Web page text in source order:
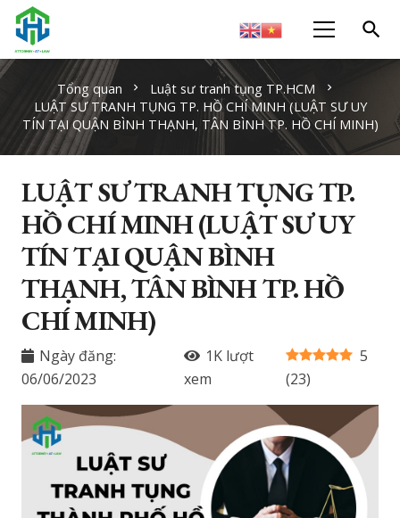
search
Tổng quan chevron_right Luật sư tranh tụng TP.HCM chevron_right
LUẬT SƯ TRANH TỤNG TP. HỒ CHÍ MINH (LUẬT SƯ UY
TÍN TẠI QUẬN BÌNH THẠNH, TÂN BÌNH TP. HỒ CHÍ MINH)
LUẬT SƯ TRANH TỤNG TP.
HỒ CHÍ MINH (LUẬT SƯ UY
TÍN TẠI QUẬN BÌNH
THẠNH, TÂN BÌNH TP. HỒ
CHÍ MINH)
Ngày đăng:
06/06/2023
1K lượt
xem
5
(23)